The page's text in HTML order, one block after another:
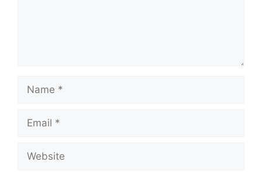
Name
Email
Website